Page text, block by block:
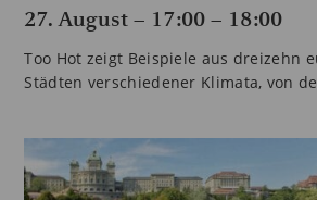
27. August – 17:00– 18:00
Too Hot zeigt Beispiele aus dreizehn
Städten verschiedener Klimata, von